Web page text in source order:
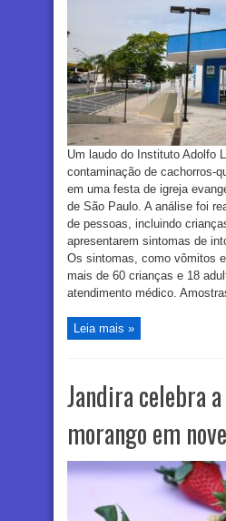
Um laudo do Instituto Adolfo
contaminação de cachorros-
em uma festa de igreja
de São Paulo. A análise foi
de pessoas, incluindo
apresentarem sintomas de
Os sintomas, como vômitos
mais de 60 crianças e 18
atendimento médico.
Leia mais »
Jandira celebra
morango em